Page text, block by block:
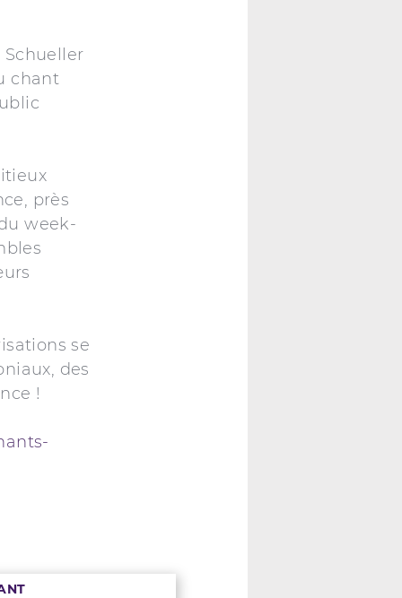
chant
près
week-
se
des
!